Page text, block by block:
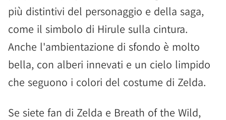
più distintivi del personaggio e della saga,
come il simbolo di Hirule sulla cintura.
Anche l'ambientazione di sfondo è molto
bella, con alberi innevati e un cielo limpido
che seguono i colori del costume di Zelda.
Se siete fan di Zelda e Breath of the Wild,